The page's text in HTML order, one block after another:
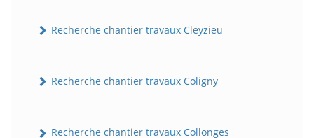
Recherche chantier travaux Cleyzieu
Recherche chantier travaux Coligny
Recherche chantier travaux Collonges
BatiWebPro